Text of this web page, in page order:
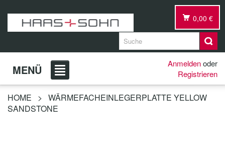
0,00 €
MENÜ Anmeldenoder
Registrieren
HOME >
WÄRMEFACHEINLEGERPLATTE YELLOW
SANDSTONE